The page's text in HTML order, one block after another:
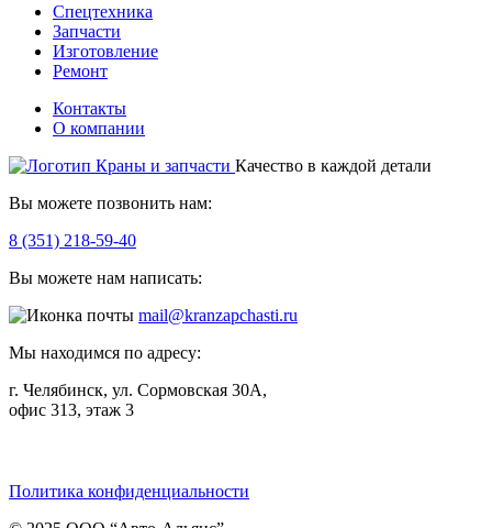
Спецтехника
Запчасти
Изготовление
Ремонт
Контакты
О компании
Качество в каждой детали
Вы можете позвонить нам:
8 (351) 218-59-40
Вы можете нам написать:
mail@kranzapchasti.ru
Мы находимся по адресу:
г. Челябинск, ул. Сормовская 30А,
офис 313, этаж 3
Политика конфиденциальности